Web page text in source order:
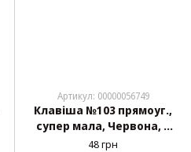
Артикул: 00000056749
Клавіша №103 прямоуг.,
супер мала, Червона, 2
ноги, 9,5 * 21мм ON-OF
48 грн